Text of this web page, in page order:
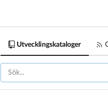
Utvecklingskataloger